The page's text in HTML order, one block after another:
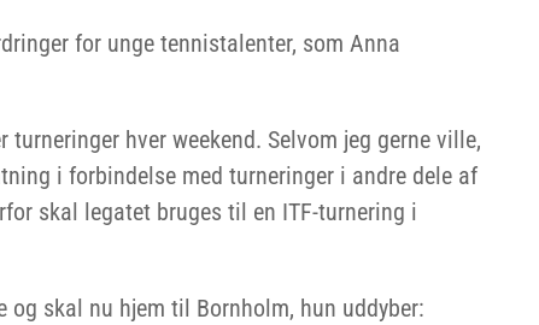
for unge tennistalenter, som Anna
hver weekend. Selvom jeg gerne ville,
i forbindelse med turneringer i andre dele af
skal legatet bruges til en ITF-turnering i
skal nu hjem til Bornholm, hun uddyber: